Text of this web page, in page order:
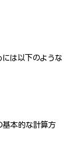
は以下のような
基本的な計算方